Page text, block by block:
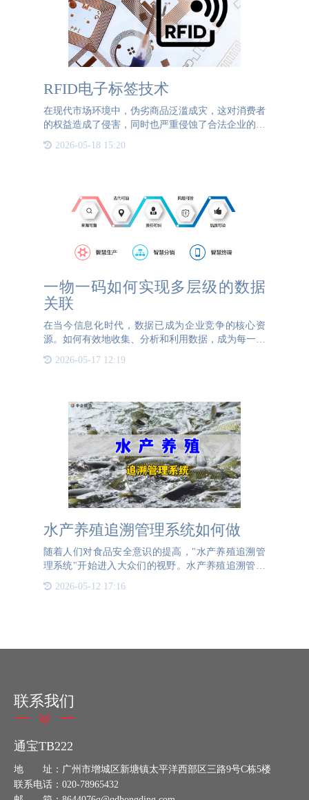
RFID电子标签技术
在现代市场环境中，伪劣商品泛滥成灾，这对消费者
的权益造成了侵害，同时也严重侵蚀了合法企业的品
始转向使用RFID防伪标签技术，以强化产品的保
2026-05-18 15:20
一物一码如何实现多层级的数据
关联
在当今信息化时代，数据已成为企业竞争的核心资
源。如何有效地收集、分析和利用数据，成为每一个
企业管理者必须面对的重要课题。而在这场数据革命
中，一物一码技术无疑是一把解开多层级数据关联谜
2026-05-17 12:19
水产养殖追溯管理系统如何做
随着人们对食品安全意识的提高，"水产养殖追溯管
理系统"开始进入大众们的视野。水产养殖追溯管理
系统旨在通过记录和跟踪水产品从养殖到消费的每一
个环节，确保食品质量和安全，提升消费者的信心。
2026-05-12 17:16
联系我们
通宝TB222
地 址：广州市增城区新塘镇太平洋西部区三路9号C栋5楼
联系电话：020-78965432